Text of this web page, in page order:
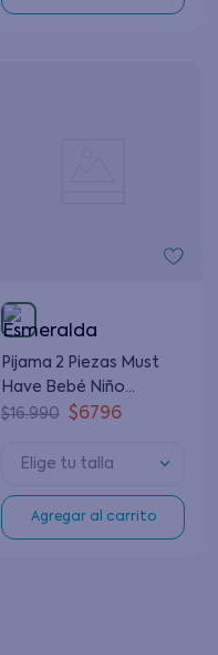
Pijama 2 Piezas Must
Have Bebé Niño
Esmeralda 3 a 24 Meses
$16.990 $6796
Elige tu talla
Agregar al carrito